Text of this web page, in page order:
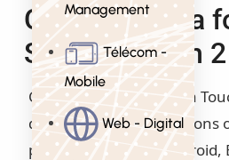
Management
Télécom -
Mobile
Web - Digital
Objectifs de la
Sencha Touch 2
Cette formation Sencha
de réaliser des applications
pour iPhone, iPad, Android,